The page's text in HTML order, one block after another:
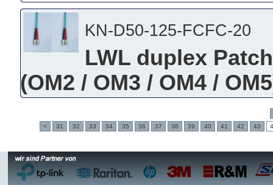
KN-D50-125-FCFC-20
LWL duplex
(OM2 / OM3 / OM4 /
< 31 32 33 34 35 36 37 38 39 40 41 42 43